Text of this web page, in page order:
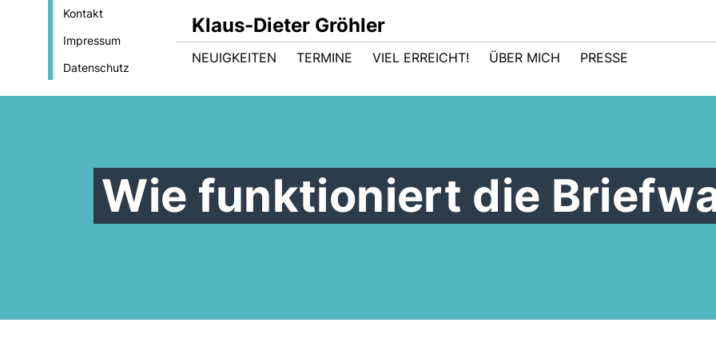
Kontakt
Impressum
Datenschutz
Klaus-Dieter Gröhler
NEUIGKEITEN TERMINE VIEL ERREICHT! ÜBER MICH PRESSE
Wie funktioniert die